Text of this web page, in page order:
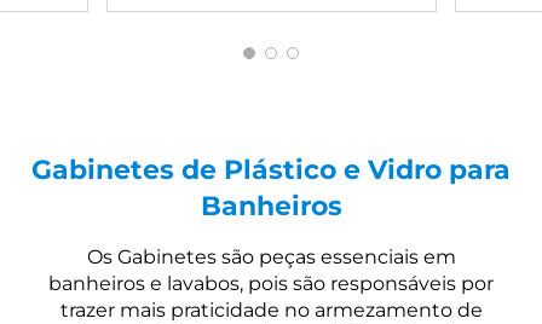
Gabinetes de Plástico e Vidro para
Banheiros
Os Gabinetes são peças essenciais em
banheiros e lavabos, pois são responsáveis por
trazer mais praticidade no armezamento de